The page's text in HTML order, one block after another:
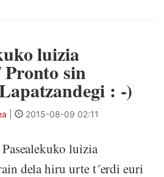
luizia
sin
: -)
2015-08-09 02:11
luizia
dela hiru urte t´erdi euri